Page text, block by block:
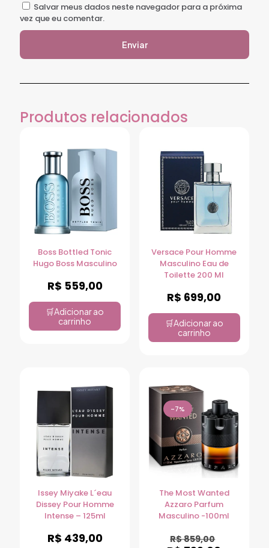
Salvar meus dados neste navegador para a próxima
vez que eu comentar.
Produtos relacionados
Boss Bottled Tonic
Hugo Boss Masculino
R$ 559,00
Adicionar ao
carrinho
Versace Pour Homme
Masculino Eau de
Toilette 200 Ml
R$ 699,00
Adicionar ao
carrinho
Issey Miyake L´eau
Dissey Pour Homme
Intense – 125ml
R$ 439,00
-7%
The Most Wanted
Azzaro Parfum
Masculino -100ml
R$859,00